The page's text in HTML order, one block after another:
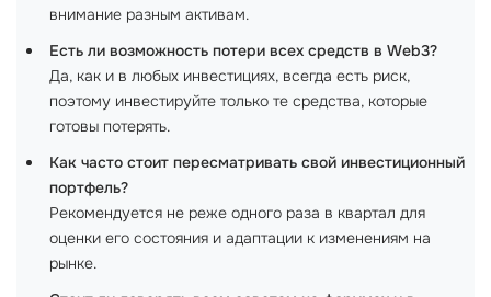
внимание разным активам.
Есть ли возможность потери всех средств в Web3?
Да, как и в любых инвестициях, всегда есть риск,
поэтому инвестируйте только те средства, которые
готовы потерять.
Как часто стоит пересматривать свой инвестиционный
портфель?
Рекомендуется не реже одного раза в квартал для
оценки его состояния и адаптации к изменениям на
рынке.